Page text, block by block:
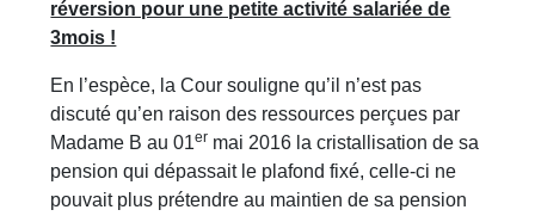
réversion pour une petite activité salariée de
3mois !
En l’espèce, la Cour souligne qu’il n’est pas
discuté qu’en raison des ressources perçues par
Madame B au 01er mai 2016 la cristallisation de sa
pension qui dépassait le plafond fixé, celle-ci ne
pouvait plus prétendre au maintien de sa pension